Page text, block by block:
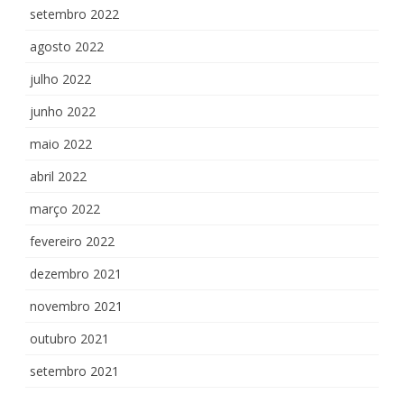
setembro 2022
agosto 2022
julho 2022
junho 2022
maio 2022
abril 2022
março 2022
fevereiro 2022
dezembro 2021
novembro 2021
outubro 2021
setembro 2021